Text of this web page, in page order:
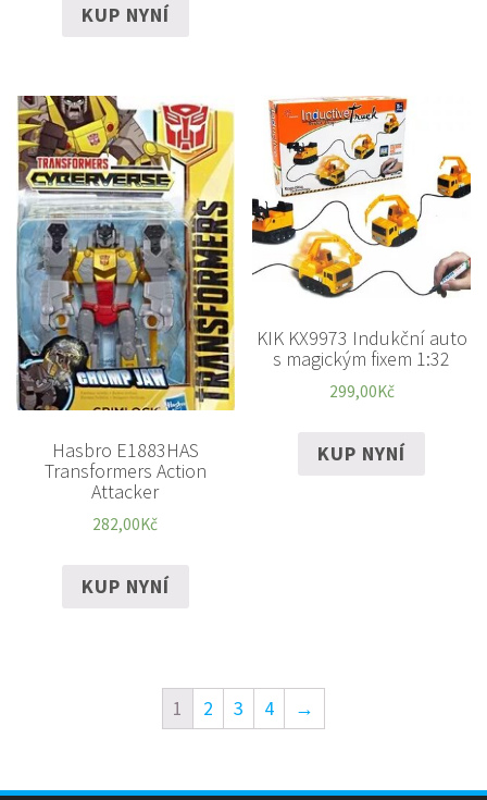
KUP NYNÍ
Hasbro E1883HAS
Transformers Action
Attacker
282,00Kč
KUP NYNÍ
KIK KX9973 Indukční auto
s magickým fixem 1:32
299,00Kč
KUP NYNÍ
1 2 3 4 →